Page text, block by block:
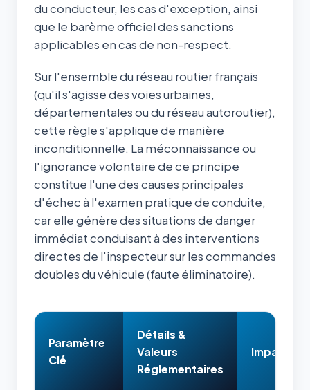
du conducteur, les cas d'exception, ainsi
que le barème officiel des sanctions
applicables en cas de non-respect.
Sur l'ensemble du réseau routier français
(qu'il s'agisse des voies urbaines,
départementales ou du réseau autoroutier),
cette règle s'applique de manière
inconditionnelle. La méconnaissance ou
l'ignorance volontaire de ce principe
constitue l'une des causes principales
d'échec à l'examen pratique de conduite,
car elle génère des situations de danger
immédiat conduisant à des interventions
directes de l'inspecteur sur les commandes
doubles du véhicule (faute éliminatoire).
Paramètre
Clé
Détails &
Valeurs
Réglementaires
Impact &